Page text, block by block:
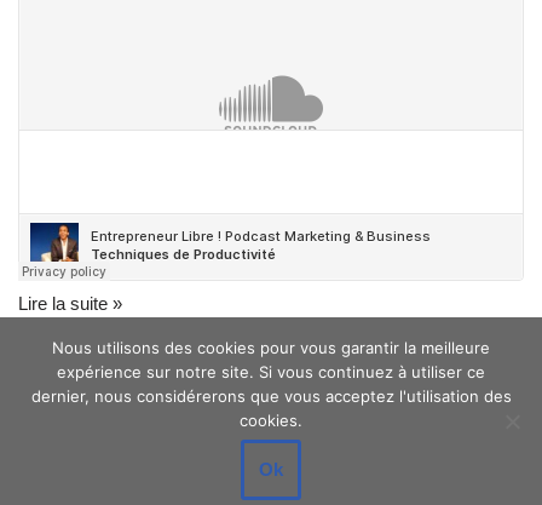
Lire la suite »
Nous utilisons des cookies pour vous garantir la meilleure
expérience sur notre site. Si vous continuez à utiliser ce
dernier, nous considérerons que vous acceptez l'utilisation des
cookies.
Ok